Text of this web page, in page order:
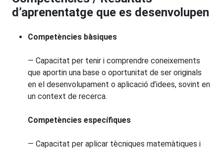
d’aprenentatge que es desenvolupen
Competències bàsiques
— Capacitat per tenir i comprendre coneixements
que aportin una base o oportunitat de ser originals
en el desenvolupament o aplicació d’idees, sovint en
un context de recerca.
Competències específiques
— Capacitat per aplicar tècniques matemàtiques i